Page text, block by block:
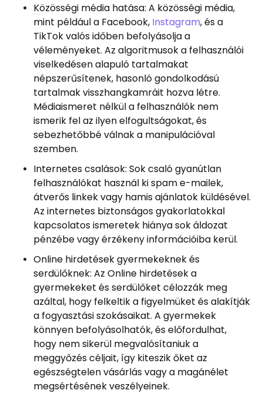
Közösségi média hatása: A közösségi média,
mint például a Facebook, Instagram, és a
TikTok valós időben befolyásolja a
véleményeket. Az algoritmusok a felhasználói
viselkedésen alapuló tartalmakat
népszerűsítenek, hasonló gondolkodású
tartalmak visszhangkamráit hozva létre.
Médiaismeret nélkül a felhasználók nem
ismerik fel az ilyen elfogultságokat, és
sebezhetőbbé válnak a manipulációval
szemben.
Internetes csalások: Sok csaló gyanútlan
felhasználókat használ ki spam e-mailek,
átverős linkek vagy hamis ajánlatok küldésével.
Az internetes biztonságos gyakorlatokkal
kapcsolatos ismeretek hiánya sok áldozat
pénzébe vagy érzékeny információiba kerül.
Online hirdetések gyermekeknek és
serdülőknek: Az Online hirdetések a
gyermekeket és serdülőket célozzák meg
azáltal, hogy felkeltik a figyelmüket és alakítják
a fogyasztási szokásaikat. A gyermekek
könnyen befolyásolhatók, és előfordulhat,
hogy nem sikerül megvalósítaniuk a
meggyőzés céljait, így kiteszik őket az
egészségtelen vásárlás vagy a magánélet
megsértésének veszélyeinek.